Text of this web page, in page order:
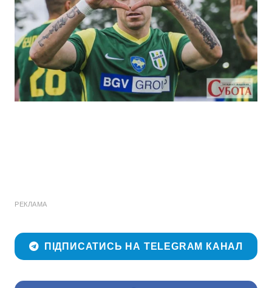
РЕКЛАМА
ПІДПИСАТИСЬ НА TELEGRAM КАНАЛ